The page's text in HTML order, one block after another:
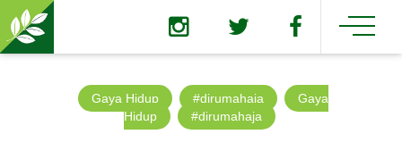
Gaya Hidup #dirumahaja
Gaya
Hidup
#dirumahaja